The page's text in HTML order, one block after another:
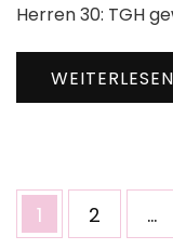
Herren 30: TGH
WEITERLESEN
der
Seite
1 Seite
2 …